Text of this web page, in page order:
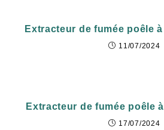
Extracteur de fumée poêle
11/07/2024
Extracteur de fumée poêle
17/07/2024